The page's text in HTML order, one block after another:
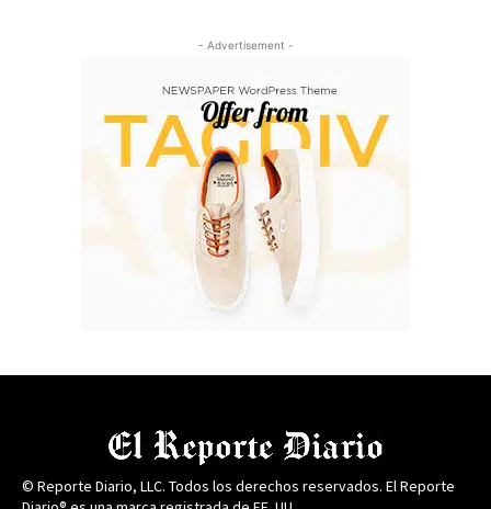
- Advertisement -
© Reporte Diario, LLC. Todos los derechos reservados. El Reporte